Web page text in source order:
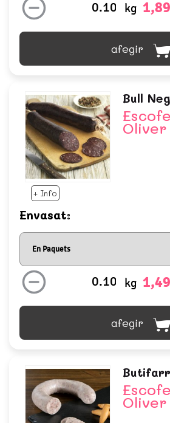
kg
afegir
+ Info
Bull
Oliver
Envasat:
kg
afegir
Oliver